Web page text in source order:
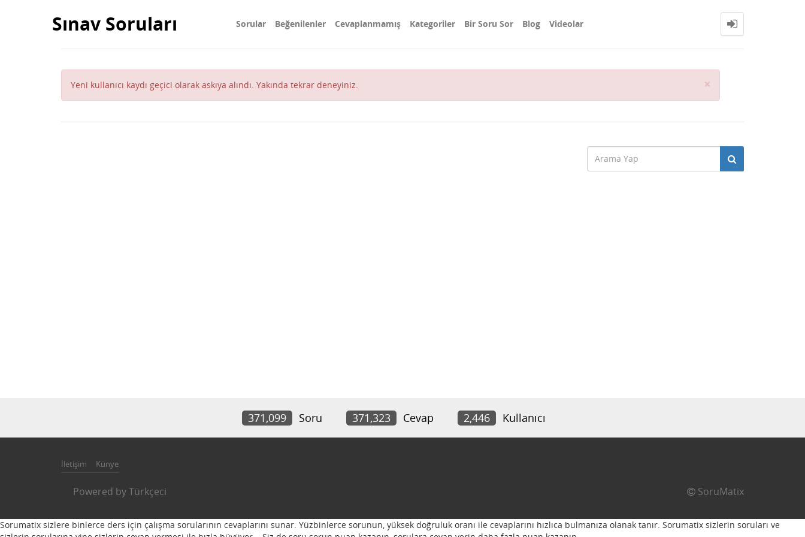
Sınav Soruları Sorular Beğenilenler Cevaplanmamış Kategoriler Bir Soru Sor Blog Videolar
Yeni kullanıcı kaydı geçici olarak askıya alındı. Yakında tekrar deneyiniz. ×
371,099 Soru 371,323 Cevap 2,446 Kullanıcı
İletişim Künye
Powered byTürkçeci SoruMatix
Sorumatix sizlere binlerce ders için çalışma sorularının cevaplarını sunar. Yüzbinlerce sorunun, yüksek doğruluk oranı ile cevaplarını hızlıca bulmanıza olanak tanır. Sorumatix sizlerin soruları ve